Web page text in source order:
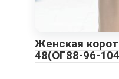
Женская
48(ОГ88-96-